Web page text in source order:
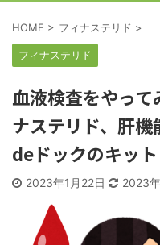
HOME > フィナステリド >
フィナステリド
血液検査をやっ
ナステリド、肝
deドックのキット
2023年1月22日 2023